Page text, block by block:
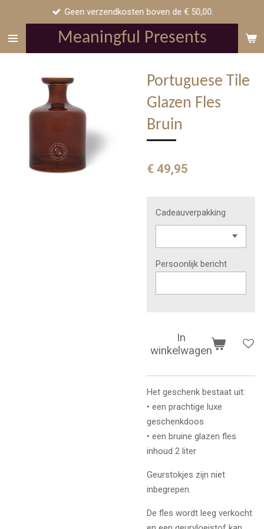
naar
Meaningful Presents
Geen verzendkosten boven de € 50,00.
Portuguese Tile
Glazen Fles
Bruin
€ 49,95
Cadeauverpakking
Persoonlijk bericht
In
winkelwagen
Het geschenk bestaat uit:
• een prachtige luxe
geschenkdoos
• een bruine glazen fles
inhoud 2 liter
Geurstokjes zijn niet
inbegrepen.
De fles wordt leeg verkocht